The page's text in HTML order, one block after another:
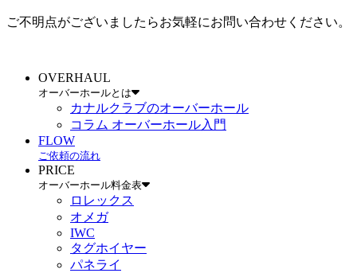
ご不明点がございましたらお気軽にお問い合わせください。
OVERHAUL
オーバーホールとは
カナルクラブのオーバーホール
コラム オーバーホール入門
FLOW
ご依頼の流れ
PRICE
オーバーホール料金表
ロレックス
オメガ
IWC
タグホイヤー
パネライ